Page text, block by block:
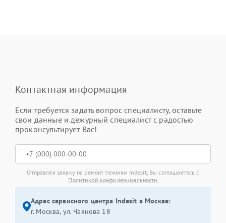
Контактная информация
Если требуется задать вопрос специалисту, оставьте
свои данные и дежурный специалист с радостью
проконсультирует Вас!
Отправляя заявку на ремонт техники Indesit, Вы соглашаетесь с
Политикой конфиденциальности
Адрес сервисного центра Indesit в Москве:
г. Москва, ул. Чаянова 18